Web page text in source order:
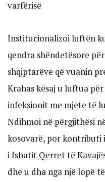
varfërisë
Institucionalizoi luftën
qendra shëndetësore
shqiptarëve që vuanin
Krahas kësaj u luftua
infeksionit me mjete të
Ndihmoi në përgjithësi
kosovarë, por kontributi
i fshatit Qerret të
dhe u dha nga një lopë